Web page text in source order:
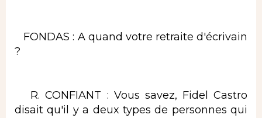
FONDAS : A quand votre retraite d'écrivain
?
R. CONFIANT : Vous savez, Fidel Castro
disait qu'il y a deux types de personnes qui